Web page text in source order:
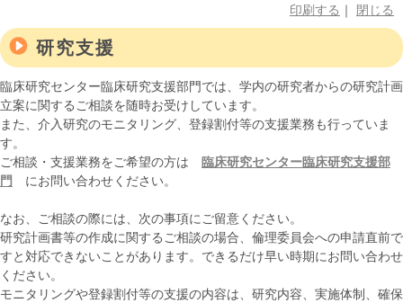
印刷する ｜ 閉じる
研究支援
臨床研究センター臨床研究支援部門では、学内の研究者からの研究計画
立案に関するご相談を随時お受けしています。
また、介入研究のモニタリング、登録割付等の支援業務も行っていま
す。
ご相談・支援業務をご希望の方は 臨床研究センター臨床研究支援部
門 にお問い合わせください。
なお、ご相談の際には、次の事項にご留意ください。
研究計画書等の作成に関するご相談の場合、倫理委員会への申請直前で
すと対応できないことがあります。できるだけ早い時期にお問い合わせ
ください。
モニタリングや登録割付等の支援の内容は、研究内容、実施体制、確保